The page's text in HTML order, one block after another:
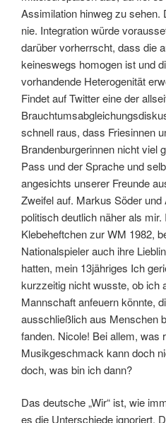
Assimilation hinweg zu sehen.
nie. Integration würde
darüber vorherrscht, dass die
keineswegs homogen ist und
vorhandende Heterogenität
Findet auf Twitter eine der
schnell raus, dass Friesinnen
Brandenburgerinnen nicht viel
Pass und der Sprache und
angesichts unserer Freunde
Zweifel auf. Markus Söder
politisch deutlich näher als
Klebeheftchen zur WM 1982,
Nationalspieler auch ihre
hatten, mein 13jähriges Ich
kurzzeitig nicht wusste, ob ich
Mannschaft anfeuern könnte,
ausschließlich aus Menschen
fanden. Nicole! Bei allem, was
Musikgeschmack kann doch
doch, was bin ich dann?
Das deutsche „Wir“ ist, wie
es die Unterschiede ignoriert.